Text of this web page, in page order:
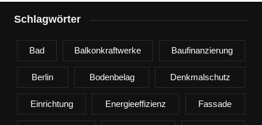
Schlagwörter
Bad Balkonkraftwerke Baufinanzierung
Berlin Bodenbelag Denkmalschutz
Einrichtung Energieeffizienz Fassade